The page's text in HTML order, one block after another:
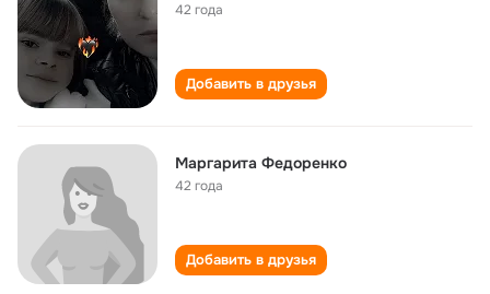
42 года
Добавить в друзья
Маргарита Федоренко
42 года
Добавить в друзья